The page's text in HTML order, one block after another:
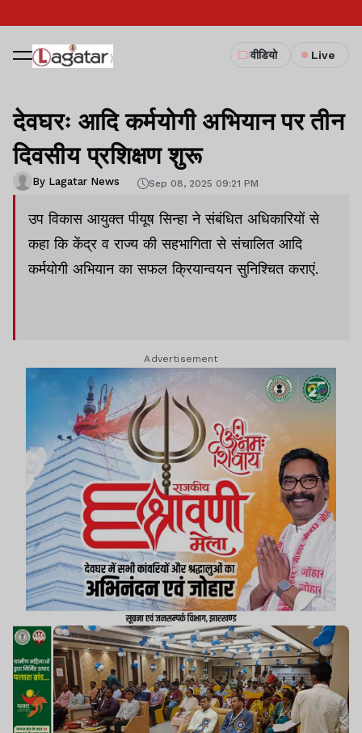
वीडियो Live
देवघरः आदि कर्मयोगी अभियान पर तीन
दिवसीय प्रशिक्षण शुरू
By Lagatar News Sep 08, 2025 09:21 PM
उप विकास आयुक्त पीयूष सिन्हा ने संबंधित अधिकारियों से
कहा कि केंद्र व राज्य की सहभागिता से संचालित आदि
कर्मयोगी अभियान का सफल क्रियान्वयन सुनिश्चित कराएं.
Advertisement